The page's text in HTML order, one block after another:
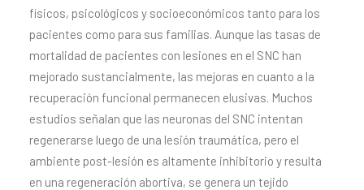
físicos, psicológicos y socioeconómicos tanto para los
pacientes como para sus familias. Aunque las tasas de
mortalidad de pacientes con lesiones en el SNC han
mejorado sustancialmente, las mejoras en cuanto a la
recuperación funcional permanecen elusivas. Muchos
estudios señalan que las neuronas del SNC intentan
regenerarse luego de una lesión traumática, pero el
ambiente post-lesión es altamente inhibitorio y resulta
en una regeneración abortiva, se genera un tejido